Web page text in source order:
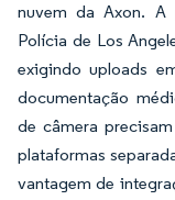
nuvem da Axon. A
Polícia de Los
exigindo uploads
documentação
de câmera
plataformas
vantagem de